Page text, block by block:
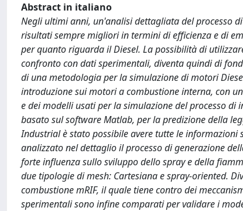
Abstract in italiano
Negli ultimi anni, un'analisi dettagliata del processo
risultati sempre migliori in termini di efficienza e di
per quanto riguarda il Diesel. La possibilità di
confronto con dati sperimentali, diventa quindi di
di una metodologia per la simulazione di motori
introduzione sui motori a combustione interna, con
e dei modelli usati per la simulazione del processo di
basato sul software Matlab, per la predizione della
Industrial è stato possibile avere tutte le
analizzato nel dettaglio il processo di generazione
forte influenza sullo sviluppo dello spray e della
due tipologie di mesh: Cartesiana e spray-oriented.
combustione mRIF, il quale tiene contro dei
sperimentali sono infine comparati per validare i